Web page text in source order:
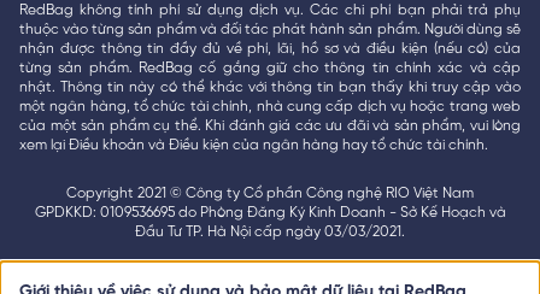
RedBag không tính phí sử dụng dịch vụ. Các chi phí bạn phải trả phụ
thuộc vào từng sản phẩm và đối tác phát hành sản phẩm. Người dùng sẽ
nhận được thông tin đầy đủ về phí, lãi, hồ sơ và điều kiện (nếu có) của
từng sản phẩm. RedBag cố gắng giữ cho thông tin chính xác và cập
nhật. Thông tin này có thể khác với thông tin bạn thấy khi truy cập vào
một ngân hàng, tổ chức tài chính, nhà cung cấp dịch vụ hoặc trang web
của một sản phẩm cụ thể. Khi đánh giá các ưu đãi và sản phẩm, vui lòng
xem lại Điều khoản và Điều kiện của ngân hàng hay tổ chức tài chính.
Copyright 2021 © Công ty Cổ phần Công nghệ RIO Việt Nam
GPDKKD: 0109536695 do Phòng Đăng Ký Kinh Doanh - Sở Kế Hoạch và
Đầu Tư TP. Hà Nội cấp ngày 03/03/2021.